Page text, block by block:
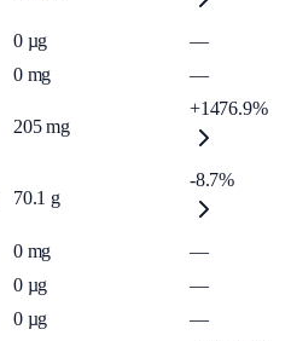
0 µg
—
0 mg —
205 mg
+1476.9%
70.1 g
-8.7%
0 mg
—
0 µg
—
0 µg —